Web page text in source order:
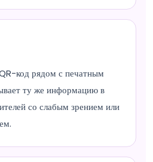
код рядом с печатным
ту же информацию в
со слабым зрением или